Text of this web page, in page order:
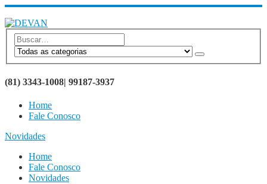
(81) 3343-1008| 99187-3937
Home
Fale Conosco
Novidades
Home
Fale Conosco
Novidades